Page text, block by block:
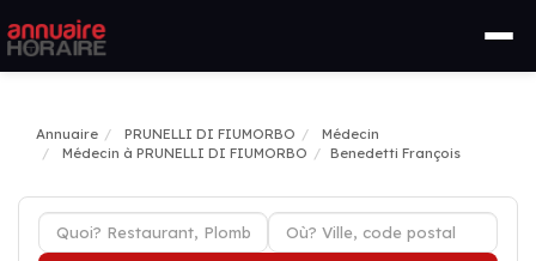
Annuaire PRUNELLI DI FIUMORBO
Médecin
Médecin à PRUNELLI DI FIUMORBO
Benedetti François